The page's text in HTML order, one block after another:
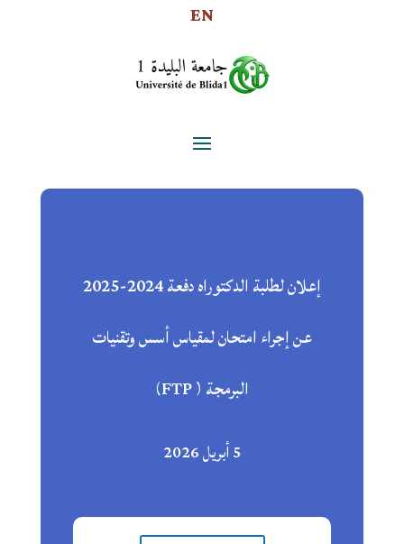
EN
إعلان لطلبة الدكتوراه دفعة 2024-2025
عن إجراء امتحان لمقياس أسس وتقنيات
البرمجة ( FTP)
5 أبريل 2026